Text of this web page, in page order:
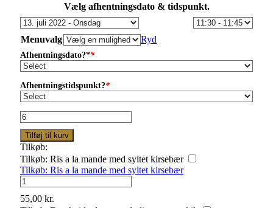
Vælg afhentningsdato & tidspunkt.
Menuvalg Ryd
Afhentningsdato?**
Afhentningstidspunkt?*
Julebuffet
Takeaway
2026
antal
Tilføj til kurv
Tilkøb:
Tilkøb: Ris a la mande med syltet kirsebær
Tilkøb: Ris a la mande med syltet kirsebær
Tilkøb:
a
55,00 kr.